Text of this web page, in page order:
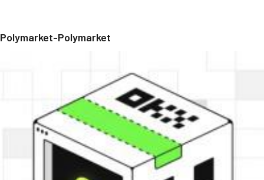
Polymarket-Polymarket